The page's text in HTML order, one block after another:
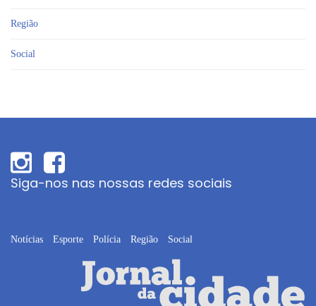
Região
Social
Siga-nos nas nossas redes sociais
Notícias Esporte Polícia Região Social